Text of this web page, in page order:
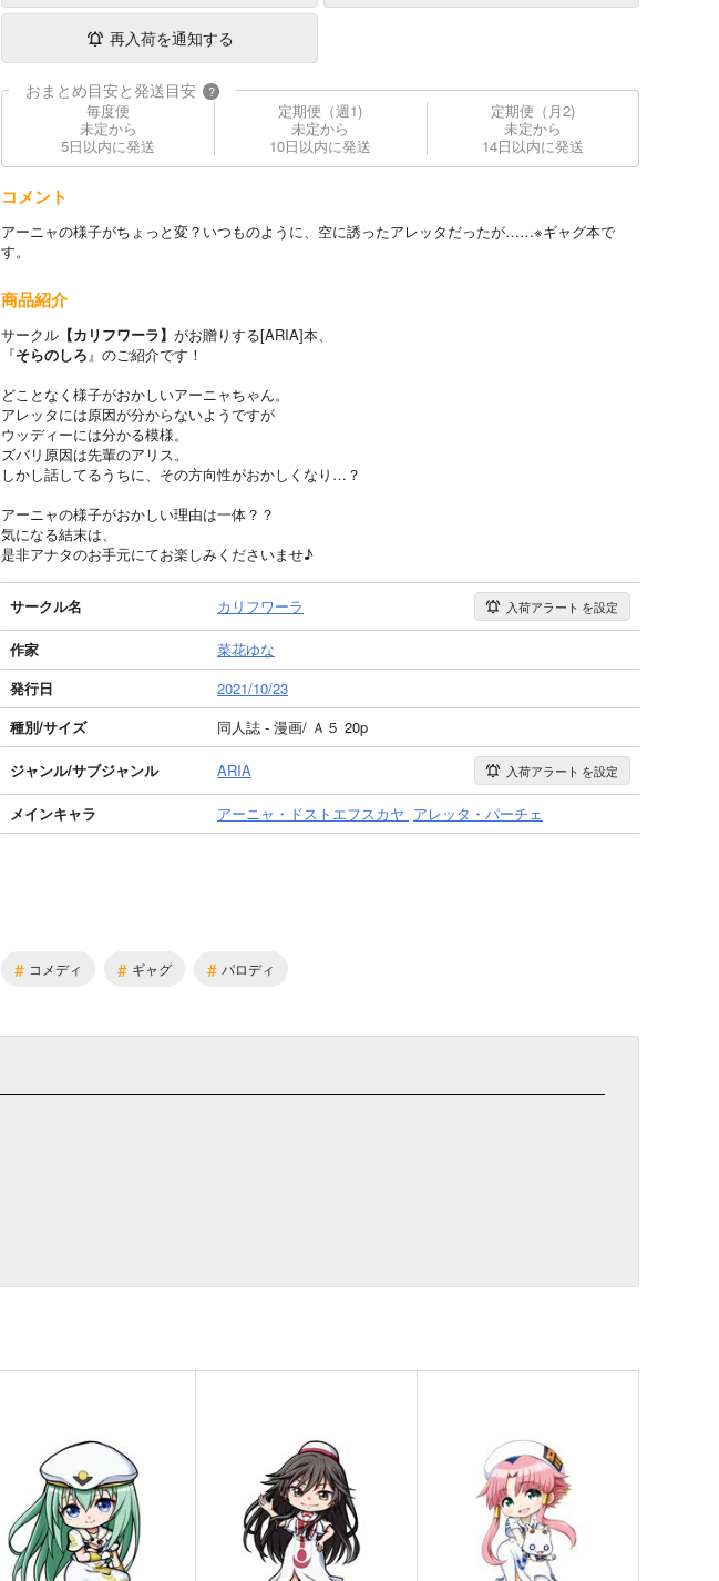
再入荷を通知する
おまとめ目安と発送目安 ?
毎度便
未定から
5日以内に発送
定期便（週1)
未定から
10日以内に発送
定期便（月2)
未定から
14日以内に発送
コメント
アーニャの様子がちょっと変？いつものように、空に誘ったアレッタだったが……※ギャグ本で
す。
商品紹介
サークル 【カリフワーラ】 がお贈りする[ARIA]本、
『そらのしろ』のご紹介です！
どことなく様子がおかしいアーニャちゃん。
アレッタには原因が分からないようですが
ウッディーには分かる模様。
ズバリ原因は先輩のアリス。
しかし話してるうちに、その方向性がおかしくなり…？
アーニャの様子がおかしい理由は一体？？
気になる結末は、
是非アナタのお手元にてお楽しみくださいませ♪
サークル名 カリフワーラ 入荷アラート を設定
作家
菜花ゆな
発行日
2021/10/23
種別/サイズ
同人誌 - 漫画/ Ａ５ 20p
ジャンル/サブジャンル ARIA 入荷アラート を設定
メインキャラ アーニャ・ドストエフスカヤ アレッタ・パーチェ
# コメディ # ギャグ # パロディ